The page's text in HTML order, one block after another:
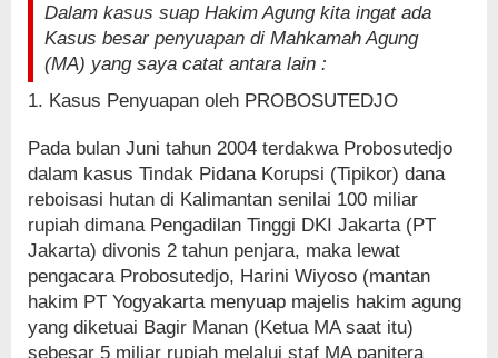
Dalam kasus suap Hakim Agung kita ingat ada
Kasus besar penyuapan di Mahkamah Agung
(MA) yang saya catat antara lain :
1. Kasus Penyuapan oleh PROBOSUTEDJO
Pada bulan Juni tahun 2004 terdakwa Probosutedjo
dalam kasus Tindak Pidana Korupsi (Tipikor) dana
reboisasi hutan di Kalimantan senilai 100 miliar
rupiah dimana Pengadilan Tinggi DKI Jakarta (PT
Jakarta) divonis 2 tahun penjara, maka lewat
pengacara Probosutedjo, Harini Wiyoso (mantan
hakim PT Yogyakarta menyuap majelis hakim agung
yang diketuai Bagir Manan (Ketua MA saat itu)
sebesar 5 miliar rupiah melalui staf MA panitera